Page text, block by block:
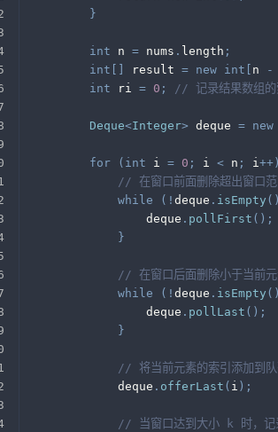
}
int n = nums . length ;
int
result = new int n -
int ri = 0 ; // 记录结果数组的
Deque<Integer> deque = new
for ( int i = 0 ; i < n ; i ++ )
// 在窗口前面删除超出窗口范
while
( ! deque . isEmpty ( )
                deque
. pollFirst ( ) ;
}
// 在窗口后面删除小于当前元
while
( ! deque . isEmpty ( )
                deque
. pollLast ( ) ;
}
// 将当前元素的索引添加到队
            deque
. offerLast ( i ) ;
// 当窗口达到大小 k 时，记